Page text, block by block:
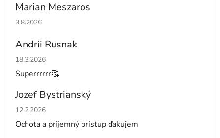
Marian Meszaros
Hodnotenie obchodu je 5 z 5 hviezdičiek.
3.8.2026
Andrii Rusnak
Hodnotenie obchodu je 5 z 5 hviezdičiek.
18.3.2026
Superrrrrr🥰
Jozef Bystrianský
Hodnotenie obchodu je 5 z 5 hviezdičiek.
12.2.2026
Ochota a príjemný prístup ďakujem